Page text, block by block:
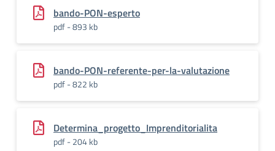
bando-PON-esperto
pdf - 893 kb
bando-PON-referente-per-la-valutazione
pdf - 822 kb
Determina_progetto_Imprenditorialita
pdf - 204 kb